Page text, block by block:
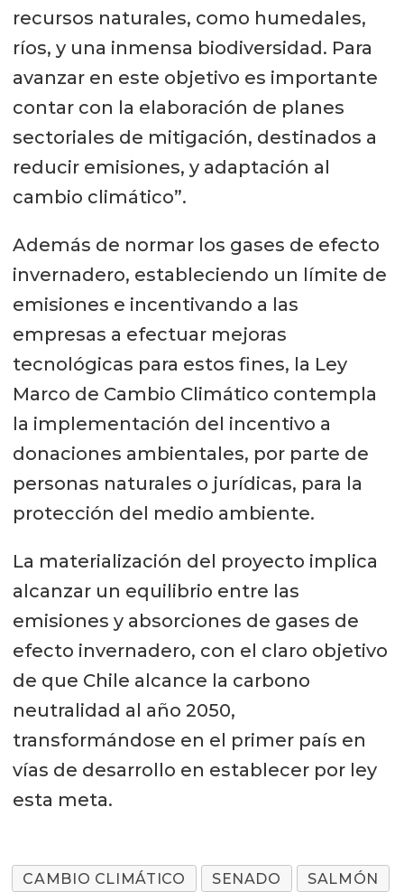
recursos naturales, como humedales,
ríos, y una inmensa biodiversidad. Para
avanzar en este objetivo es importante
contar con la elaboración de planes
sectoriales de mitigación, destinados a
reducir emisiones, y adaptación al
cambio climático”.
Además de normar los gases de efecto
invernadero, estableciendo un límite de
emisiones e incentivando a las
empresas a efectuar mejoras
tecnológicas para estos fines, la Ley
Marco de Cambio Climático contempla
la implementación del incentivo a
donaciones ambientales, por parte de
personas naturales o jurídicas, para la
protección del medio ambiente.
La materialización del proyecto implica
alcanzar un equilibrio entre las
emisiones y absorciones de gases de
efecto invernadero, con el claro objetivo
de que Chile alcance la carbono
neutralidad al año 2050,
transformándose en el primer país en
vías de desarrollo en establecer por ley
esta meta.
CAMBIO CLIMÁTICO SENADO SALMÓN